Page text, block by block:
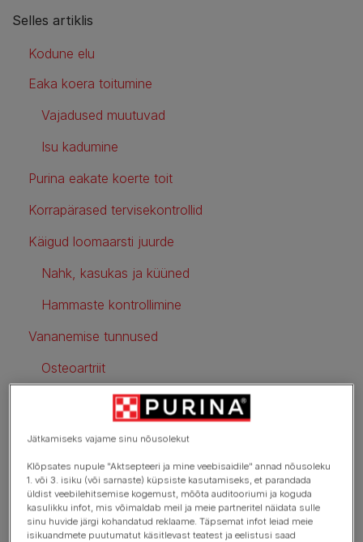
Selles artiklis
Kodune elu
Eaka koera toitumine
Vajadused muutuvad
Isu kadumine
Purina eakate koerte toit
Korrapärased tervisekontrollid
Käigud loomaarsti juurde
Nahk, kasukas ja küüned
Hammaste kontrollimine
Vananemise tunnused
Osteoartriit
Hambahaigused
Südame ja hingamisteede haigused
Kasvajad
Ebaharilik käitumine
Jätkamiseks vajame sinu nõusolekut
Klõpsates nupule "Aktsepteeri ja mine veebisaidile" annad nõusoleku
1. või 3. isiku (või sarnaste) küpsiste kasutamiseks, et parandada
üldist veebilehitsemise kogemust, mõõta auditooriumi ja koguda
kasulikku infot, mis võimaldab meil ja meie partneritel näidata sulle
sinu huvide järgi kohandatud reklaame. Täpsemat infot leiad meie
isikuandmete puutumatut käsitlevast teatest ja eelistusi saad